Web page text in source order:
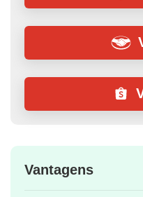
Vantagens